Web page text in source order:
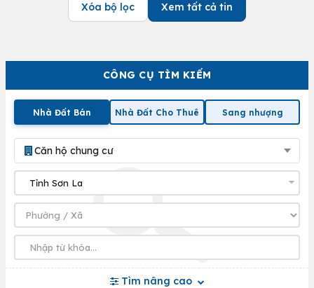
CÔNG CỤ TÌM KIẾM
Nhà Đất Bán Nhà Đất Cho Thuê Sang nhượng
Căn hộ chung cư
Tìm nâng cao
Xóa bộ lọc Xem tất cả tin